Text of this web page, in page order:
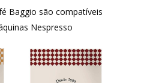
Baggio são compatíveis
Nespresso